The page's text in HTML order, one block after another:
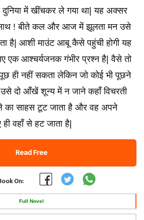
में खींचकर ले गया था| यह अक्सर
साथ ! बीते कल और आज में झूलता मन उसे
है| आशी माउंट आबू कैसे पहुंची होगी यह
एक आश्चर्यजनक गंभीर प्रश्न है| वैसे तो
ही नहीं सकता लेकिन जो कोई भी पूछने
उसे दो आँखें शून्य में न जाने कहाँ विचरती
का साहस टूट जाता है और वह अपने
ही वहाँ से हट जाता है|
Read Free
On:
Full Novel